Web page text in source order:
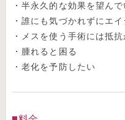
・半永久的な効果を望んで
・誰にも気づかれずにエ
・メスを使う手術には抵抗
・腫れると困る
・老化を予防したい